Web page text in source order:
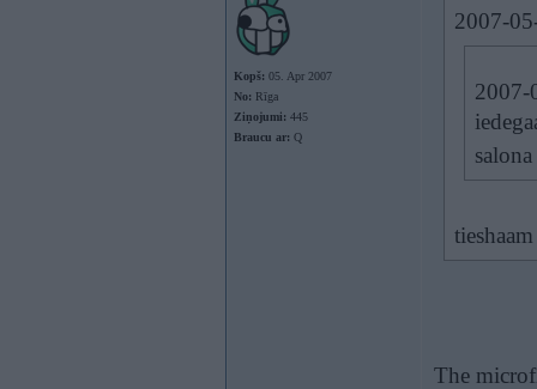
Kopš: 05. Apr 2007
No: Rīga
Ziņojumi: 445
Braucu ar: Q
2007-
2007-
The